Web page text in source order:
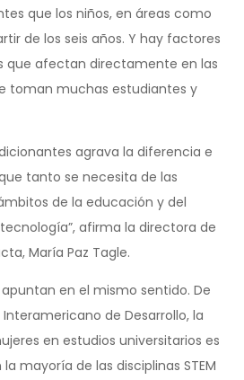
que los niños, en áreas como
de los seis años. Y hay factores
que afectan directamente en las
toman muchas estudiantes y
agrava la diferencia e
tanto se necesita de las
de la educación y del
afirma la directora de
María Paz Tagle.
en el mismo sentido. De
de Desarrollo, la
en estudios universitarios es
mayoría de las disciplinas STEM